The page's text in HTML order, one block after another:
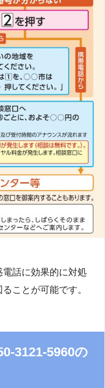
電話に効果的に対処
ことが可能です。
3121-5960の